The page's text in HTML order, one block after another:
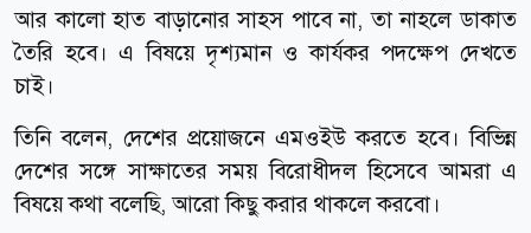
আর কালো হাত বাড়ানোর সাহস পাবে না, তা নাহলে ডাকাত
তৈরি হবে। এ বিষয়ে দৃশ্যমান ও কার্যকর পদক্ষেপ দেখতে
চাই।
তিনি বলেন, দেশের প্রয়োজনে এমওইউ করতে হবে। বিভিন্ন
দেশের সঙ্গে সাক্ষাতের সময় বিরোধীদল হিসেবে আমরা এ
বিষয়ে কথা বলেছি, আরো কিছু করার থাকলে করবো।